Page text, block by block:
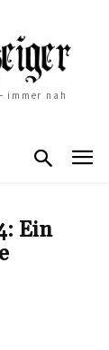
immer nah
Ein